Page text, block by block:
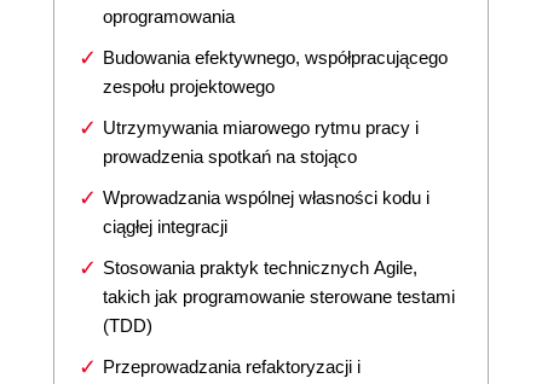
oprogramowania
Budowania efektywnego, współpracującego
zespołu projektowego
Utrzymywania miarowego rytmu pracy i
prowadzenia spotkań na stojąco
Wprowadzania wspólnej własności kodu i
ciągłej integracji
Stosowania praktyk technicznych Agile,
takich jak programowanie sterowane testami
(TDD)
Przeprowadzania refaktoryzacji i